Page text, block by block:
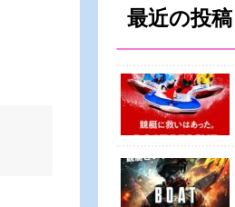
最近の投稿